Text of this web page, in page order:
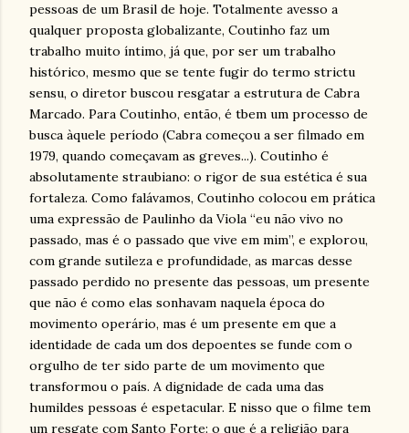
pessoas de um Brasil de hoje. Totalmente avesso a
qualquer proposta globalizante, Coutinho faz um
trabalho muito íntimo, já que, por ser um trabalho
histórico, mesmo que se tente fugir do termo strictu
sensu, o diretor buscou resgatar a estrutura de Cabra
Marcado. Para Coutinho, então, é tbem um processo de
busca àquele período (Cabra começou a ser filmado em
1979, quando começavam as greves...). Coutinho é
absolutamente straubiano: o rigor de sua estética é sua
fortaleza. Como falávamos, Coutinho colocou em prática
uma expressão de Paulinho da Viola “eu não vivo no
passado, mas é o passado que vive em mim”, e explorou,
com grande sutileza e profundidade, as marcas desse
passado perdido no presente das pessoas, um presente
que não é como elas sonhavam naquela época do
movimento operário, mas é um presente em que a
identidade de cada um dos depoentes se funde com o
orgulho de ter sido parte de um movimento que
transformou o país. A dignidade de cada uma das
humildes pessoas é espetacular. E nisso que o filme tem
um resgate com Santo Forte: o que é a religião para